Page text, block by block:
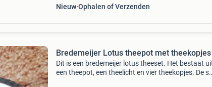
Nieuw Ophalen of Verzenden
Bredemeijer Lotus theepot met theekopjes
Dit is een bredemeijer lotus theeset. Het bestaat
een theepot, een theelicht en vier theekopjes. De